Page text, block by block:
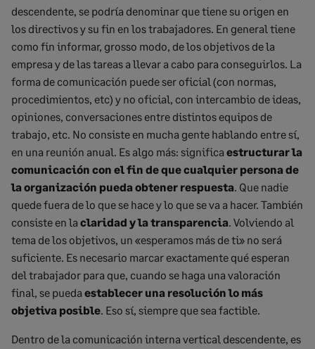
descendente, se podría denominar que tiene su origen en
los directivos y su fin en los trabajadores. En general tiene
como fin informar, grosso modo, de los objetivos de la
empresa y de las tareas a llevar a cabo para conseguirlos. La
forma de comunicación puede ser oficial (con normas,
procedimientos, etc) y no oficial, con intercambio de ideas,
opiniones, conversaciones entre distintos equipos de
trabajo, etc. No consiste en mucha gente hablando entre sí,
en una reunión anual. Es algo más: significa estructurar la
comunicación con el fin de que cualquier persona de
la organización pueda obtener respuesta. Que nadie
quede fuera de lo que se hace y lo que se va a hacer. También
consiste en la claridad y la transparencia. Volviendo al
tema de los objetivos, un «esperamos más de ti» no será
suficiente. Es necesario marcar exactamente qué esperan
del trabajador para que, cuando se haga una valoración
final, se pueda establecer una resolución lo más
objetiva posible. Eso sí, siempre que sea factible.
Dentro de la comunicación interna vertical descendente, es